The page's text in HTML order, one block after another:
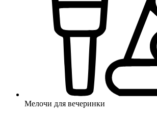
Мелочи для вечеринки